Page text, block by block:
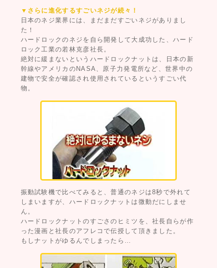
▼さらに進化するすごいネジが続々！
日本のネジ業界には、まだまだすごいネジがありまし
た！
ハードロックのネジを自ら開発して大成功した、ハード
ロック工業の若林克彦社長。
絶対に緩まないというハードロックナットは、日本の新
幹線やアメリカのNASA、原子力発電所など、世界中の
建物で安全が確認され使用されているというすごい代
物。
振動試験機で比べてみると、普通のネジは8秒で外れて
しまいますが、ハードロックナットは微動だにしませ
ん。
ハードロックナットのすごさのヒミツを、社長自らが作
った漫画と社長のアフレコで伝授して頂きました。
もしナットがゆるんでしまったら…